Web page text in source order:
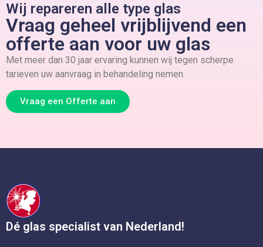
Wij repareren alle type glas
Vraag geheel vrijblijvend een
offerte aan voor uw glas
Met meer dan 30 jaar ervaring kunnen wij tegen scherpe
tarieven uw aanvraag in behandeling nemen.
Vraag een Offerte aan
Dé glas specialist van Nederland!